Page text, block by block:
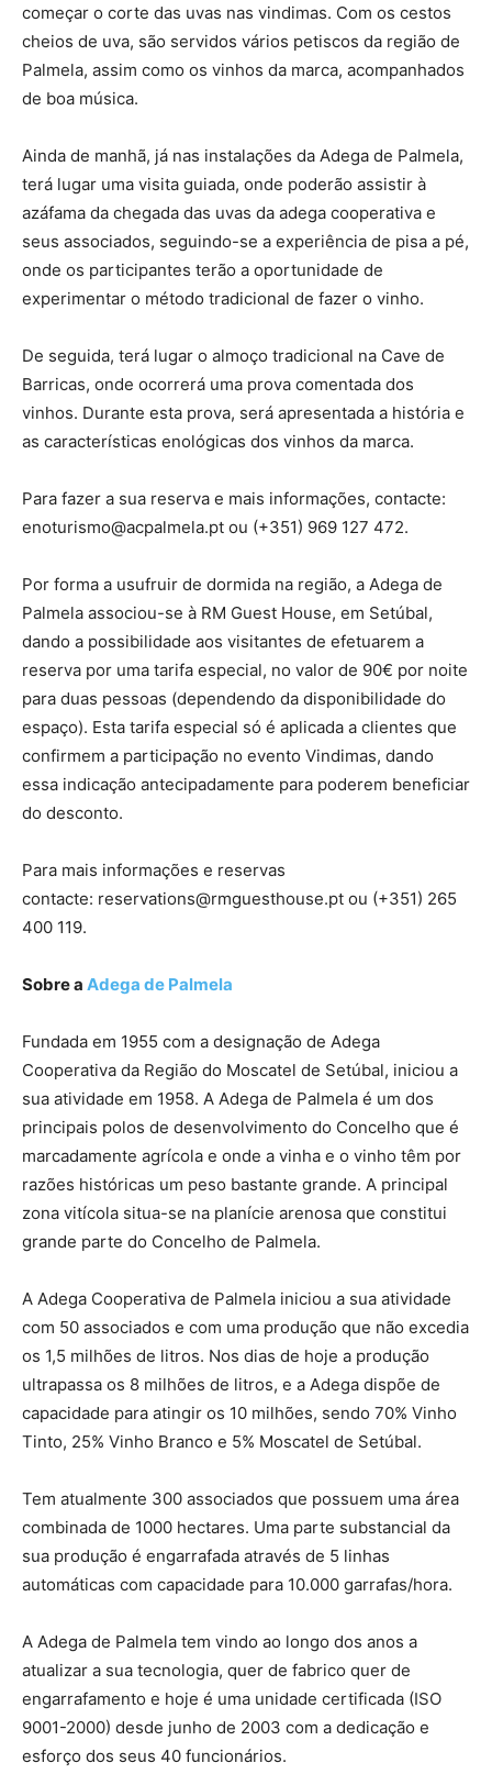
começar o corte das uvas nas vindimas. Com os cestos
cheios de uva, são servidos vários petiscos da região de
Palmela, assim como os vinhos da marca, acompanhados
de boa música.
Ainda de manhã, já nas instalações da Adega de Palmela,
terá lugar uma visita guiada, onde poderão assistir à
azáfama da chegada das uvas da adega cooperativa e
seus associados, seguindo-se a experiência de pisa a pé,
onde os participantes terão a oportunidade de
experimentar o método tradicional de fazer o vinho.
De seguida, terá lugar o almoço tradicional na Cave de
Barricas, onde ocorrerá uma prova comentada dos
vinhos. Durante esta prova, será apresentada a história e
as características enológicas dos vinhos da marca.
Para fazer a sua reserva e mais informações, contacte:
enoturismo@acpalmela.pt ou (+351) 969 127 472.
Por forma a usufruir de dormida na região, a Adega de
Palmela associou-se à RM Guest House, em Setúbal,
dando a possibilidade aos visitantes de efetuarem a
reserva por uma tarifa especial, no valor de 90€ por noite
para duas pessoas (dependendo da disponibilidade do
espaço). Esta tarifa especial só é aplicada a clientes que
confirmem a participação no evento Vindimas, dando
essa indicação antecipadamente para poderem beneficiar
do desconto.
Para mais informações e reservas
contacte: reservations@rmguesthouse.pt ou (+351) 265
400 119.
Sobre a Adega de Palmela
Fundada em 1955 com a designação de Adega
Cooperativa da Região do Moscatel de Setúbal, iniciou a
sua atividade em 1958. A Adega de Palmela é um dos
principais polos de desenvolvimento do Concelho que é
marcadamente agrícola e onde a vinha e o vinho têm por
razões históricas um peso bastante grande. A principal
zona vitícola situa-se na planície arenosa que constitui
grande parte do Concelho de Palmela.
A Adega Cooperativa de Palmela iniciou a sua atividade
com 50 associados e com uma produção que não excedia
os 1,5 milhões de litros. Nos dias de hoje a produção
ultrapassa os 8 milhões de litros, e a Adega dispõe de
capacidade para atingir os 10 milhões, sendo 70% Vinho
Tinto, 25% Vinho Branco e 5% Moscatel de Setúbal.
Tem atualmente 300 associados que possuem uma área
combinada de 1000 hectares. Uma parte substancial da
sua produção é engarrafada através de 5 linhas
automáticas com capacidade para 10.000 garrafas/hora.
A Adega de Palmela tem vindo ao longo dos anos a
atualizar a sua tecnologia, quer de fabrico quer de
engarrafamento e hoje é uma unidade certificada (ISO
9001-2000) desde junho de 2003 com a dedicação e
esforço dos seus 40 funcionários.